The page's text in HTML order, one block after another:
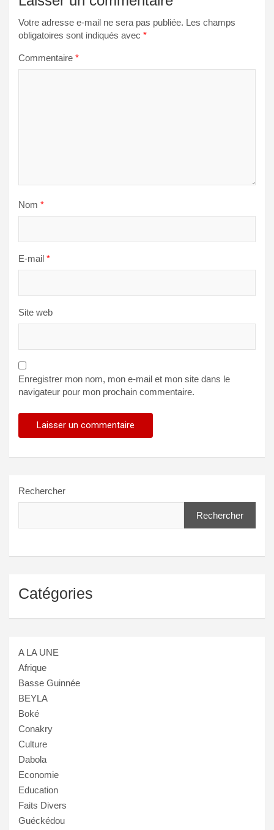
Votre adresse e-mail ne sera pas publiée. Les champs
obligatoires sont indiqués avec *
Commentaire *
Nom *
E-mail *
Site web
Enregistrer mon nom, mon e-mail et mon site dans le
navigateur pour mon prochain commentaire.
Rechercher
Rechercher
Catégories
A LA UNE
Afrique
Basse Guinnée
BEYLA
Boké
Conakry
Culture
Dabola
Economie
Education
Faits Divers
Guéckédou